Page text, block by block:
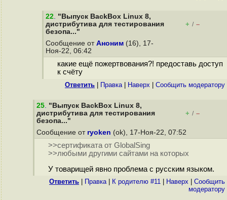
22. "Выпуск BackBox Linux 8,
дистрибутива для тестирования
безопа..."
+ / –
Сообщение от Аноним (16), 17-
Ноя-22, 06:42
какие ещё пожертвования?! предоставь доступ
к счёту
Ответить Правка| Наверх Cообщить модератору
25. "Выпуск BackBox Linux 8,
дистрибутива для тестирования
безопа..."
+ / –
Сообщение от ryoken (ok), 17-Ноя-22, 07:52
>>сертификата от GlobalSing
>>любыми другими сайтами на которых
У товарищей явно проблема с русским языком.
Ответить Правка| К родителю #11 Наверх
Cообщить
модератору